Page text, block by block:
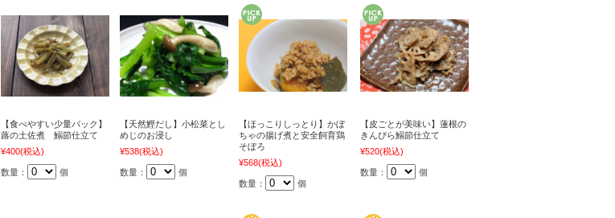
【食べやすい少量パック】
蕗の土佐煮 鰯節仕立て
¥400(税込)
数量： 個
【天然鰹だし】小松菜とし
めじのお浸し
¥538(税込)
数量： 個
【ほっこりしっとり】かぼ
ちゃの揚げ煮と安全飼育鶏
そぼろ
¥568(税込)
数量： 個
【皮ごとが美味い】蓮根の
きんぴら鰯節仕立て
¥520(税込)
数量： 個